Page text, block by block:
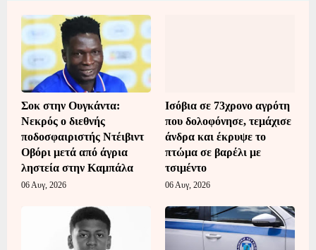
Σοκ στην Ουγκάντα:
Νεκρός ο διεθνής
ποδοσφαιριστής Ντέιβιντ
Οβόρι μετά από άγρια
ληστεία στην Καμπάλα
06 Αυγ, 2026
Ισόβια σε 73χρονο αγρότη
που δολοφόνησε, τεμάχισε
άνδρα και έκρυψε το
πτώμα σε βαρέλι με
τσιμέντο
06 Αυγ, 2026